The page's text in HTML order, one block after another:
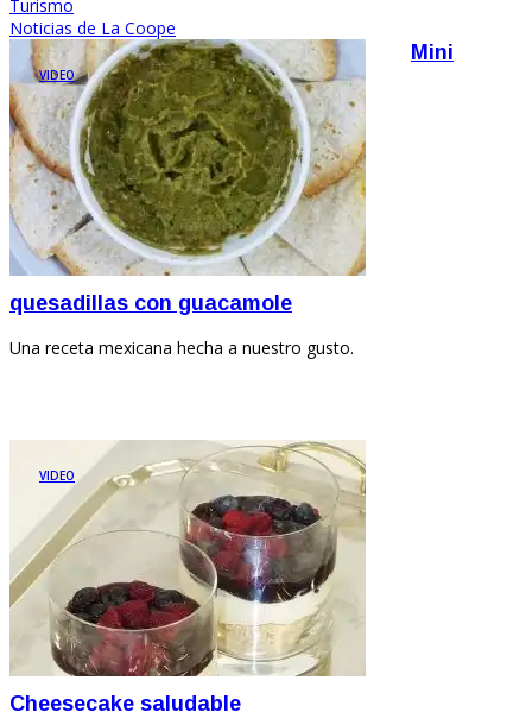
Turismo
Noticias de La Coope
VIDEO
Mini
quesadillas con guacamole
Una receta mexicana hecha a nuestro gusto.
VIDEO
Cheesecake saludable